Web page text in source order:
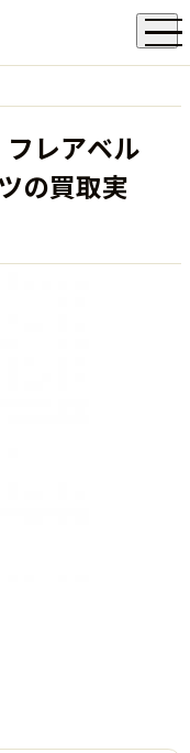
レアベル
の買取実